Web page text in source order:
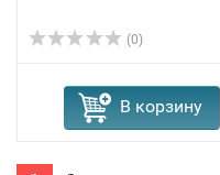
(0)
В корзину